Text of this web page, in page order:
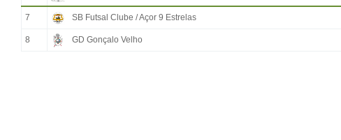
7 SB Futsal Clube / Açor 9 Estrelas
8 GD Gonçalo Velho